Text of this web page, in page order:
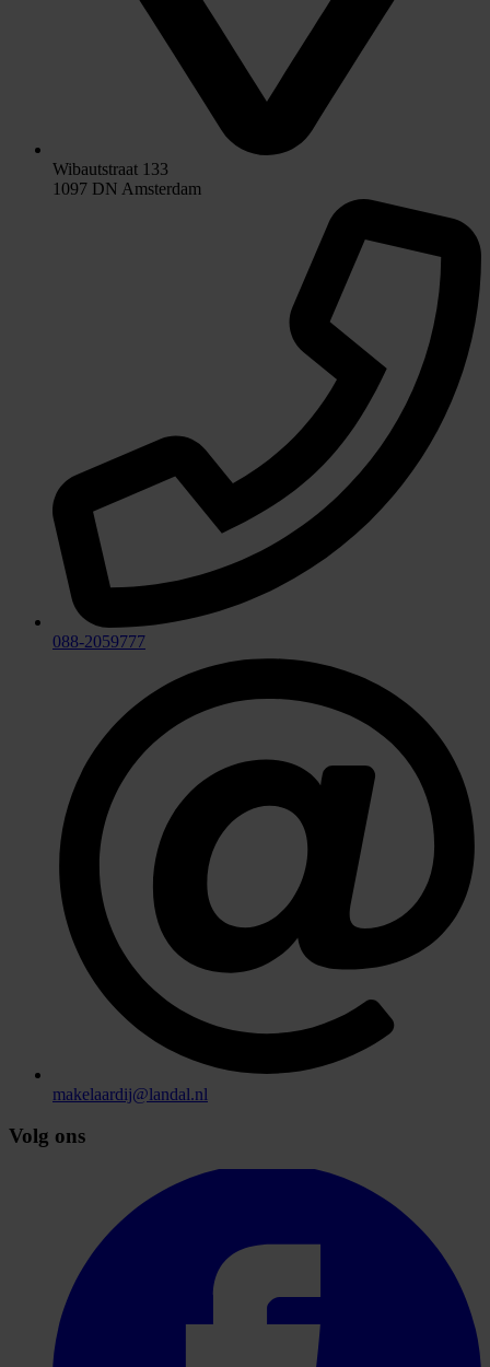
Wibautstraat 133
1097 DN Amsterdam
088-2059777
makelaardij@landal.nl
Volg ons